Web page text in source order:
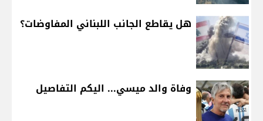
هل يقاطع الجانب اللبناني المفاوضات؟
وفاة والد ميسي... اليكم التفاصيل